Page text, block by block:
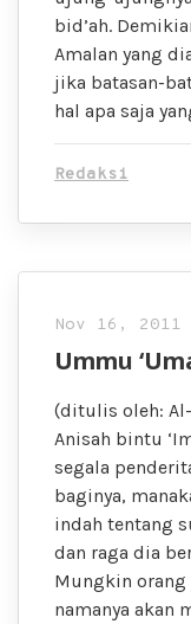
bid’ah.
Amalan yang
jika batasan-
hal apa saja
Redaksi
Nov 16, 2011
Ummu
(ditulis oleh:
Anisah bintu
segala
baginya,
indah tentang
dan raga dia
Mungkin orang
namanya akan